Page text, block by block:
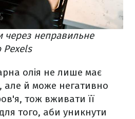
через неправильне
Pexels
олія не лише має
але й може негативно
тож вживати її
того, аби уникнути